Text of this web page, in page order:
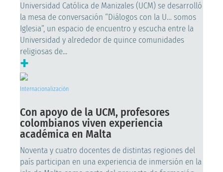
Universidad Católica de Manizales (UCM) se desarrolló
la mesa de conversación “Diálogos con la U… somos
Iglesia”, un espacio de encuentro y escucha entre la
Universidad y alrededor de quince comunidades
religiosas de...
+
Internacionalización
Con apoyo de la UCM, profesores
colombianos viven experiencia
académica en Malta
Noventa y cuatro docentes de distintas regiones del
país participan en una experiencia de inmersión en la